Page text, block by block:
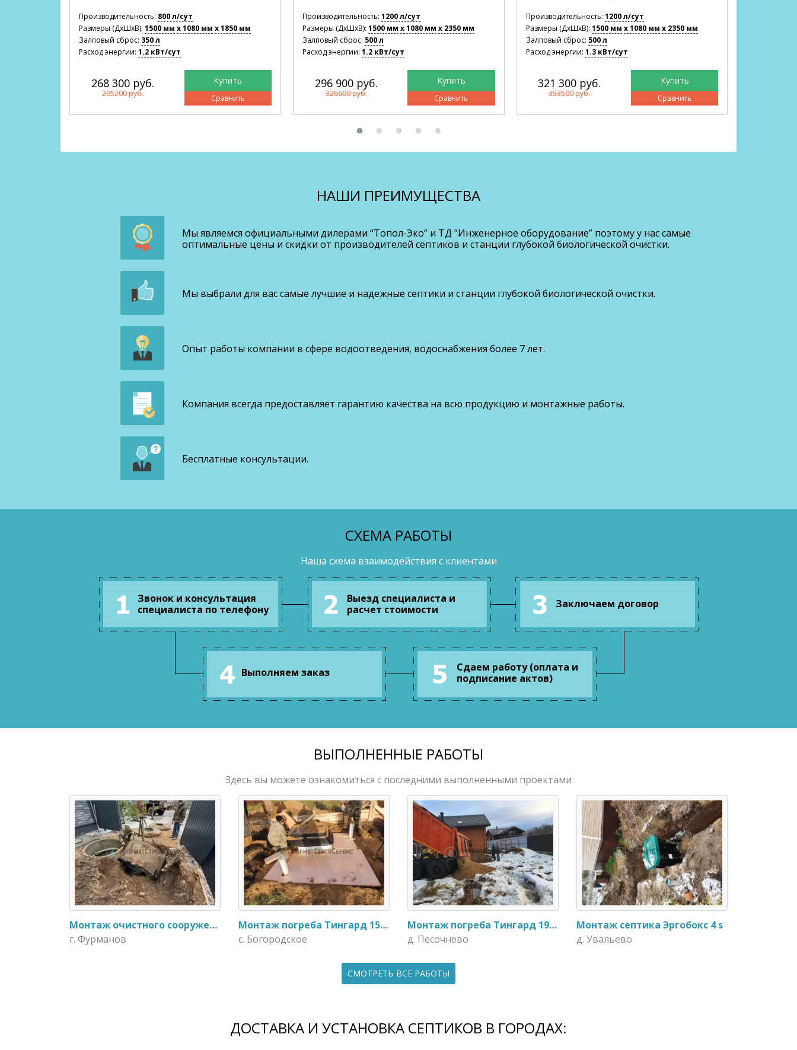
Производительность: 800 л/сут
Размеры (ДхШхВ):1500 мм x 1080 мм x 1850 мм
Залповый сброс: 350 л
Расход энергии:1.2 кВт/сут
268 300 руб.
295200 руб. Сравнить
Производительность: 1200 л/сут
Размеры (ДхШхВ): 1500 мм x 1080 мм x 2350 мм
Залповый сброс: 500 л
Расход энергии: 1.2 кВт/сут
296 900 руб.
326600 руб. Сравнить
Производительность: 1200 л/сут
Размеры (ДхШхВ): 1500 мм x 1080 мм x 2350 мм
Залповый сброс: 500 л
Расход энергии: 1.3 кВт/сут
321 300 руб.
353500 руб. Сравнить
НАШИ ПРЕИМУЩЕСТВА
Мы являемся официальными дилерами “Топол-Эко” и ТД ”Инженерное оборудование” поэтому у нас самые
оптимальные цены и скидки от производителей септиков и станции глубокой биологической очистки.
Мы выбрали для вас самые лучшие и надежные септики и станции глубокой биологической очистки.
Опыт работы компании в сфере водоотведения, водоснабжения более 7 лет.
Компания всегда предоставляет гарантию качества на всю продукцию и монтажные работы.
Бесплатные консультации.
СХЕМА РАБОТЫ
Наша схема взаимодействия с клиентами
Звонок и консультация
специалиста по телефону
Выезд специалиста и
расчет стоимости
Заключаем договор
Выполняем заказ
Сдаем работу (оплата и
подписание актов)
ВЫПОЛНЕННЫЕ РАБОТЫ
Здесь вы можете ознакомиться с последними выполненными проектами
Монтаж очистного сооружения Тверь - 1.1ПН в загородном доме
г. Фурманов
Монтаж погреба Тингард 1500
с. Богородское
Монтаж погреба Тингард 1900
д. Песочнево
Монтаж септика Эргобокс 4 s
д. Увальево
СМОТРЕТЬ ВСЕ РАБОТЫ
ДОСТАВКА И УСТАНОВКА СЕПТИКОВ В ГОРОДАХ: